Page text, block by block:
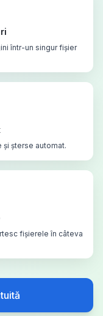
într-un singur fișier
șterse automat.
fișierele în câteva